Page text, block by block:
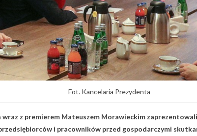
Fot. Kancelaria Prezydenta
wraz z premierem Mateuszem Morawieckim
i pracowników przed gospodarczymi